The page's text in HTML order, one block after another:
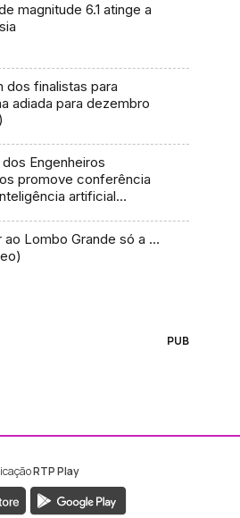
magnitude 6.1 atinge a
dos finalistas para
adiada para dezembro
Engenheiros
promove conferência
artificial
ao Lombo Grande só a …
PUB
Madeira
RTP Play